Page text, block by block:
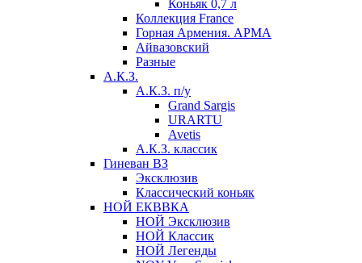
Коньяк 0,7 л
Коллекция France
Горная Армения. АРМА
Айвазовский
Разные
А.К.З.
А.К.З. п/у
Grand Sargis
URARTU
Avetis
А.К.З. классик
Гиневан ВЗ
Эксклюзив
Классический коньяк
НОЙ ЕКВВКА
НОЙ Эксклюзив
НОЙ Классик
НОЙ Легенды